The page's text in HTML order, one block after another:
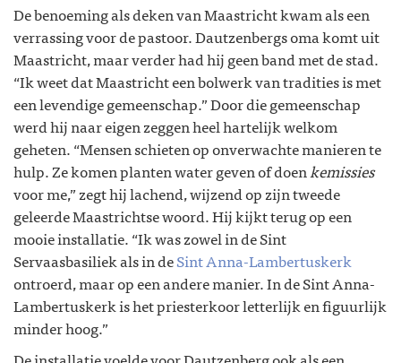
De benoeming als deken van Maastricht kwam als een
verrassing voor de pastoor. Dautzenbergs oma komt uit
Maastricht, maar verder had hij geen band met de stad.
“Ik weet dat Maastricht een bolwerk van tradities is met
een levendige gemeenschap.” Door die gemeenschap
werd hij naar eigen zeggen heel hartelijk welkom
geheten. “Mensen schieten op onverwachte manieren te
hulp. Ze komen planten water geven of doenkemissies
voor me,” zegt hij lachend, wijzend op zijn tweede
geleerde Maastrichtse woord. Hij kijkt terug op een
mooie installatie. “Ik was zowel in de Sint
Servaasbasiliek als in deSint Anna-Lambertuskerk
ontroerd, maar op een andere manier. In de Sint Anna-
Lambertuskerk is het priesterkoor letterlijk en figuurlijk
minder hoog.”